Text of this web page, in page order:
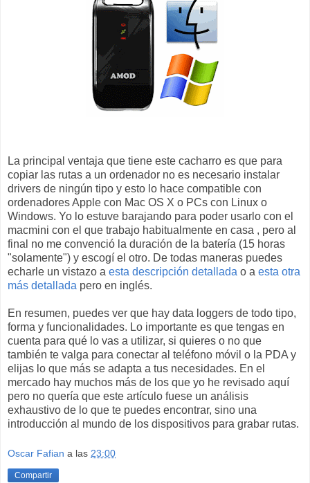
La principal ventaja que tiene este cacharro es que para
copiar las rutas a un ordenador no es necesario instalar
drivers de ningún tipo y esto lo hace compatible con
ordenadores Apple con Mac OS X o PCs con Linux o
Windows. Yo lo estuve barajando para poder usarlo con el
macmini con el que trabajo habitualmente en casa , pero al
final no me convenció la duración de la batería (15 horas
"solamente") y escogí el otro. De todas maneras puedes
echarle un vistazo a esta descripción detallada o a esta otra
más detallada pero en inglés.
En resumen, puedes ver que hay data loggers de todo tipo,
forma y funcionalidades. Lo importante es que tengas en
cuenta para qué lo vas a utilizar, si quieres o no que
también te valga para conectar al teléfono móvil o la PDA y
elijas lo que más se adapta a tus necesidades. En el
mercado hay muchos más de los que yo he revisado aquí
pero no quería que este artículo fuese un análisis
exhaustivo de lo que te puedes encontrar, sino una
introducción al mundo de los dispositivos para grabar rutas.
Oscar Fafian a las 23:00
Compartir